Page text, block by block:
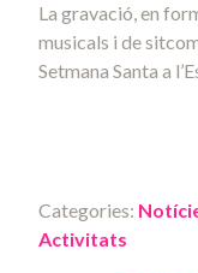
La gravació, en
musicals i de
Setmana Santa a
Categories:
Activitats